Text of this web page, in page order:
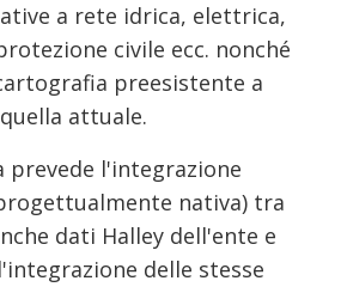
a rete idrica, elettrica,
civile ecc. nonché
preesistente a
quella attuale.
prevede l'integrazione
nativa) tra
dati Halley dell'ente e
delle stesse